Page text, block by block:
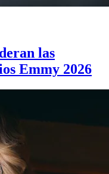
las
Emmy 2026